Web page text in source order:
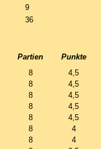
9
36
Partien Punkte
8 4,5
8 4,5
8 4,5
8 4,5
8 4,5
8 4
8 4